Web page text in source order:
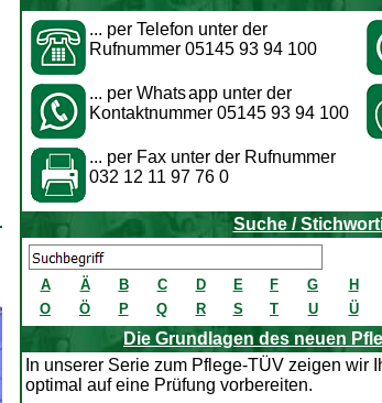
... per Telefon unter der
Rufnummer 05145 93 94 100
... per Whatsapp unter der
Kontaktnummer 05145 93 94 100
... per Fax unter der Rufnummer
032 12 11 97 76 0
Suche /
A Ä B C D E F G H
O
Ö P Q R S T U Ü
Die Grundlagen des neuen
In unserer Serie zum Pflege-TÜV zeigen wir
optimal auf eine Prüfung vorbereiten.